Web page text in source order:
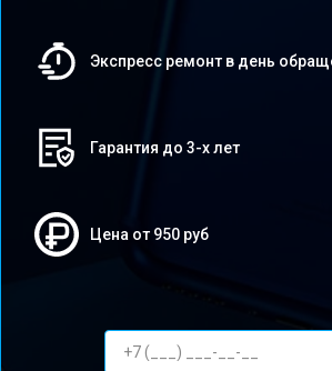
Экспресс ремонт в день
Гарантия до 3-х лет
Цена от 950 руб